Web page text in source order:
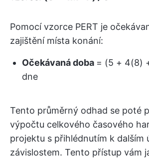
Pomocí vzorce PERT je
zajištění místa konání:
Očekávaná doba = (5 + 4(8)
dne
Tento průměrný odhad se poté
výpočtu celkového časového
projektu s přihlédnutím k dalším
závislostem. Tento přístup vám